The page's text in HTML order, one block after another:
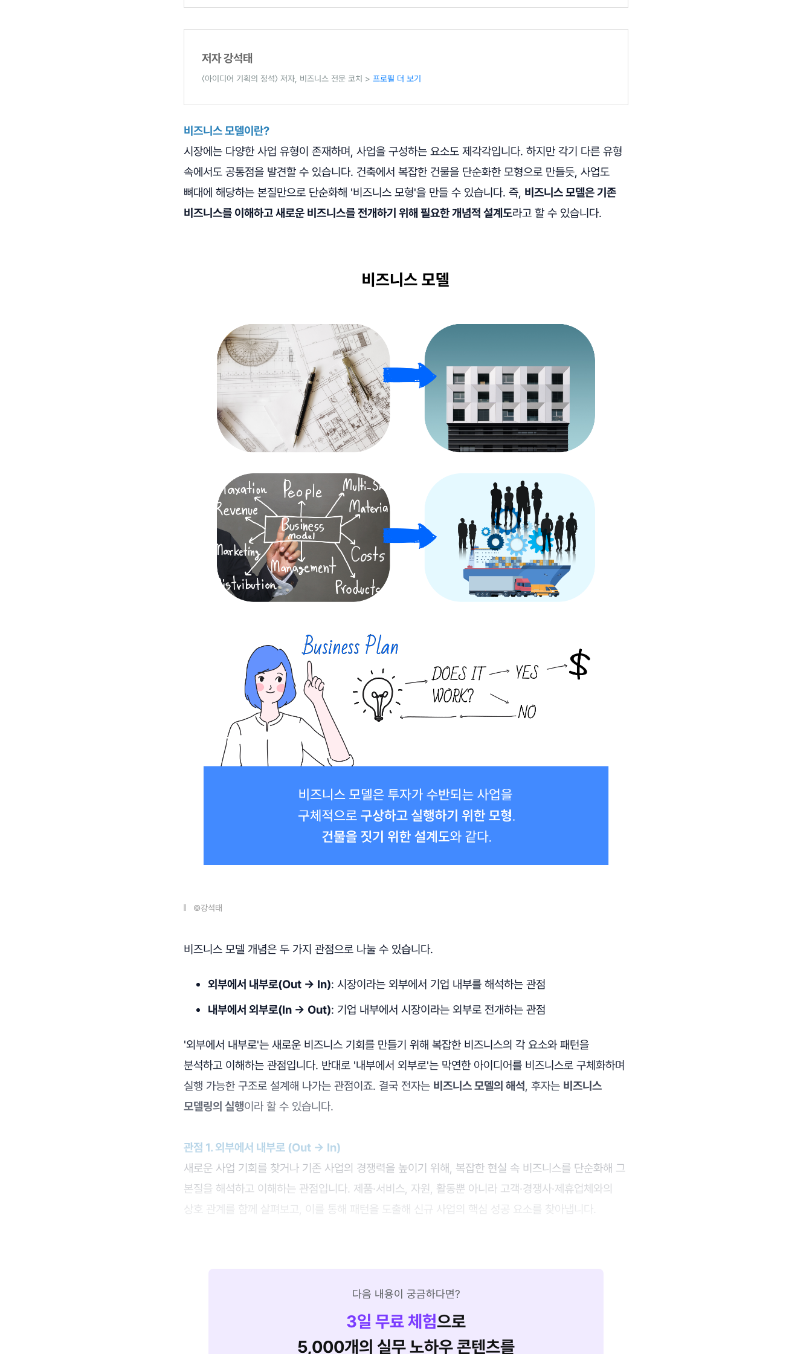
저자 강석태
〈아이디어 기획의 정석〉 저자, 비즈니스 전문 코치 > 프로필 더 보기
비즈니스 모델이란?
시장에는 다양한 사업 유형이 존재하며, 사업을 구성하는 요소도 제각각입니다. 하지만 각기 다른 유형
속에서도 공통점을 발견할 수 있습니다. 건축에서 복잡한 건물을 단순화한 모형으로 만들듯, 사업도
뼈대에 해당하는 본질만으로 단순화해 '비즈니스 모형'을 만들 수 있습니다. 즉, 비즈니스 모델은 기존
비즈니스를 이해하고 새로운 비즈니스를 전개하기 위해 필요한 개념적 설계도라고 할 수 있습니다.
©강석태
비즈니스 모델 개념은 두 가지 관점으로 나눌 수 있습니다.
외부에서 내부로(Out → In): 시장이라는 외부에서 기업 내부를 해석하는 관점
내부에서 외부로(In → Out): 기업 내부에서 시장이라는 외부로 전개하는 관점
'외부에서 내부로'는 새로운 비즈니스 기회를 만들기 위해 복잡한 비즈니스의 각 요소와 패턴을
분석하고 이해하는 관점입니다. 반대로 '내부에서 외부로'는 막연한 아이디어를 비즈니스로 구체화하며
실행 가능한 구조로 설계해 나가는 관점이죠. 결국 전자는 비즈니스 모델의 해석, 후자는 비즈니스
모델링의 실행이라 할 수 있습니다.
관점 1. 외부에서 내부로 (Out → In)
새로운 사업 기회를 찾거나 기존 사업의 경쟁력을 높이기 위해, 복잡한 현실 속 비즈니스를 단순화해 그
본질을 해석하고 이해하는 관점입니다. 제품·서비스, 자원, 활동뿐 아니라 고객·경쟁사·제휴업체와의
상호 관계를 함께 살펴보고, 이를 통해 패턴을 도출해 신규 사업의 핵심 성공 요소를 찾아냅니다.
다음 내용이 궁금하다면?
3일 무료 체험으로
5,000개의 실무 노하우 콘텐츠를